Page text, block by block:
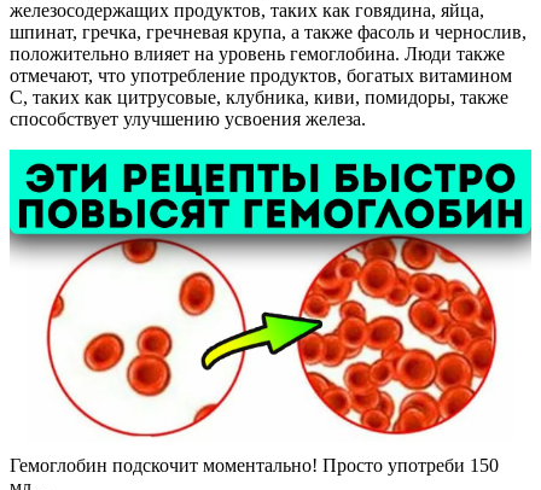
железосодержащих продуктов, таких как говядина, яйца,
шпинат, гречка, гречневая крупа, а также фасоль и чернослив,
положительно влияет на уровень гемоглобина. Люди также
отмечают, что употребление продуктов, богатых витамином
С, таких как цитрусовые, клубника, киви, помидоры, также
способствует улучшению усвоения железа.
Гемоглобин подскочит моментально! Просто употреби 150